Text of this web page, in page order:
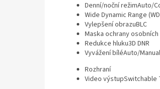
Denní/noční režimAuto/
Wide Dynamic Range
Vylepšení obrazuBLC
Maska ochrany osobních
Redukce hluku3D DNR
Vyvážení bíléAuto/Manual
Rozhraní
Video výstupSwitchable